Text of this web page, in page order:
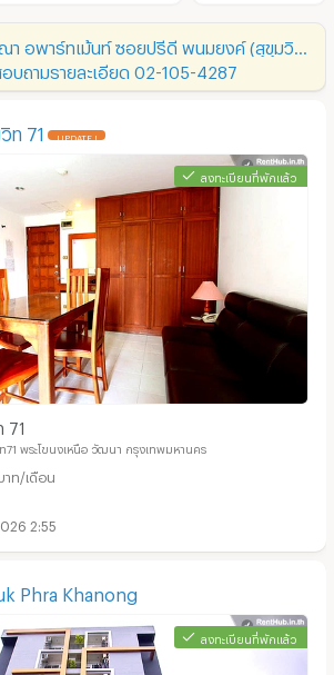
อบถามรายละเอียด 02-105-4287
ท 71 UPDATE !
ลงทะเบียนที่พักแล้ว
71
พระโขนงเหนือ วัฒนา กรุงเทพมหานคร
าท/เดือน
2:55
Phra Khanong
ลงทะเบียนที่พักแล้ว